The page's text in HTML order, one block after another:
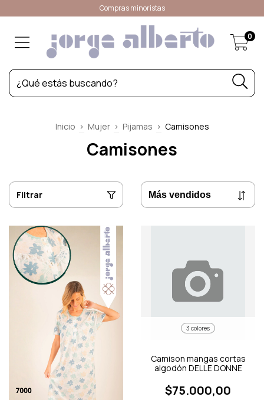
Compras minoristas
0
Inicio > Mujer > Pijamas > Camisones
Camisones
Filtrar
3 colores
Camison mangas cortas
algodón DELLE DONNE
$75.000,00